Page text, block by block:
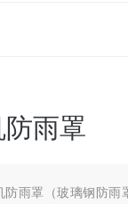
雨罩
防雨罩（玻璃钢防雨